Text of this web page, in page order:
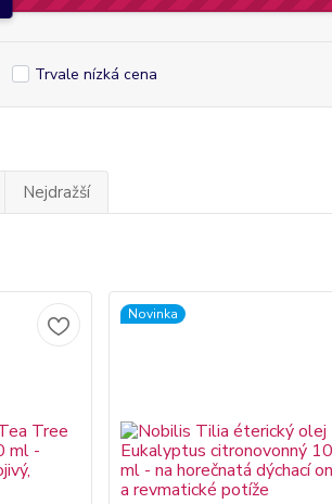
Trvale nízká cena
Nejdražší
Novinka